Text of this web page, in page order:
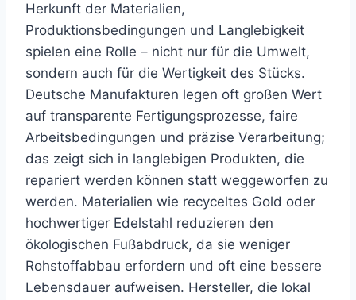
Herkunft der Materialien,
Produktionsbedingungen und Langlebigkeit
spielen eine Rolle – nicht nur für die Umwelt,
sondern auch für die Wertigkeit des Stücks.
Deutsche Manufakturen legen oft großen Wert
auf transparente Fertigungsprozesse, faire
Arbeitsbedingungen und präzise Verarbeitung;
das zeigt sich in langlebigen Produkten, die
repariert werden können statt weggeworfen zu
werden. Materialien wie recyceltes Gold oder
hochwertiger Edelstahl reduzieren den
ökologischen Fußabdruck, da sie weniger
Rohstoffabbau erfordern und oft eine bessere
Lebensdauer aufweisen. Hersteller, die lokal